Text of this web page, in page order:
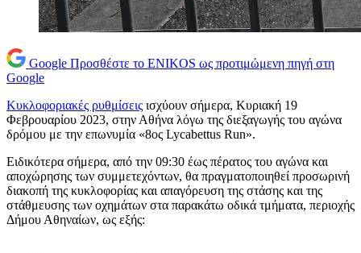
Google Προσθέστε το ENIKOS ως προτιμώμενη πηγή στη
Google
Κυκλοφοριακές ρυθμίσεις ισχύουν σήμερα, Κυριακή 19
Φεβρουαρίου 2023, στην Αθήνα λόγω της διεξαγωγής του αγώνα
δρόμου με την επωνυμία «8ος Lycabettus Run».
Ειδικότερα σήμερα, από την 09:30 έως πέρατος του αγώνα και
αποχώρησης των συμμετεχόντων, θα πραγματοποιηθεί προσωρινή
διακοπή της κυκλοφορίας και απαγόρευση της στάσης και της
στάθμευσης των οχημάτων στα παρακάτω οδικά τμήματα, περιοχής
Δήμου Αθηναίων, ως εξής: